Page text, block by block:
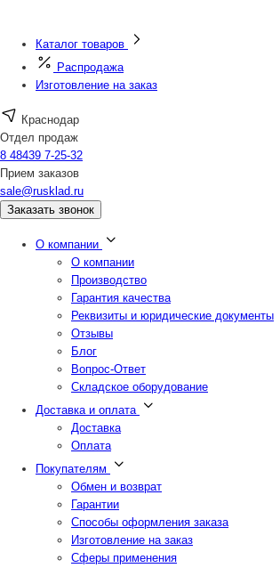
Каталог товаров
Распродажа
Изготовление на заказ
Краснодар
Отдел продаж
8 48439 7-25-32
Прием заказов
sale@rusklad.ru
Заказать звонок
О компании
О компании
Производство
Гарантия качества
Реквизиты и юридические документы
Отзывы
Блог
Вопрос-Ответ
Складское оборудование
Доставка и оплата
Доставка
Оплата
Покупателям
Обмен и возврат
Гарантии
Способы оформления заказа
Изготовление на заказ
Сферы применения